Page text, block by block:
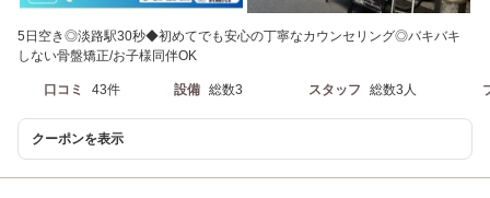
5日空き◎淡路駅30秒◆初めてでも安心の丁寧なカウンセリング◎バキバキ
しない骨盤矯正/お子様同伴OK
口コミ 43件 設備 総数3 スタッフ 総数3人
クーポンを表示